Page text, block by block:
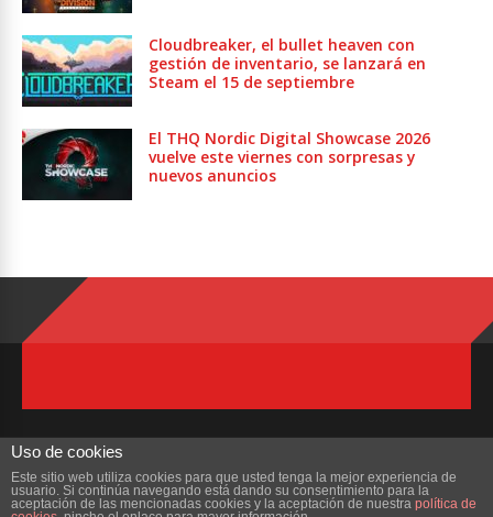
Cloudbreaker, el bullet heaven con
gestión de inventario, se lanzará en
Steam el 15 de septiembre
El THQ Nordic Digital Showcase 2026
vuelve este viernes con sorpresas y
nuevos anuncios
Copyright © 2023 ZonaMMORPG.com. Todos los derechos reservados
Uso de cookies
Este sitio web utiliza cookies para que usted tenga la mejor experiencia de
usuario. Si continúa navegando está dando su consentimiento para la
aceptación de las mencionadas cookies y la aceptación de nuestra política de